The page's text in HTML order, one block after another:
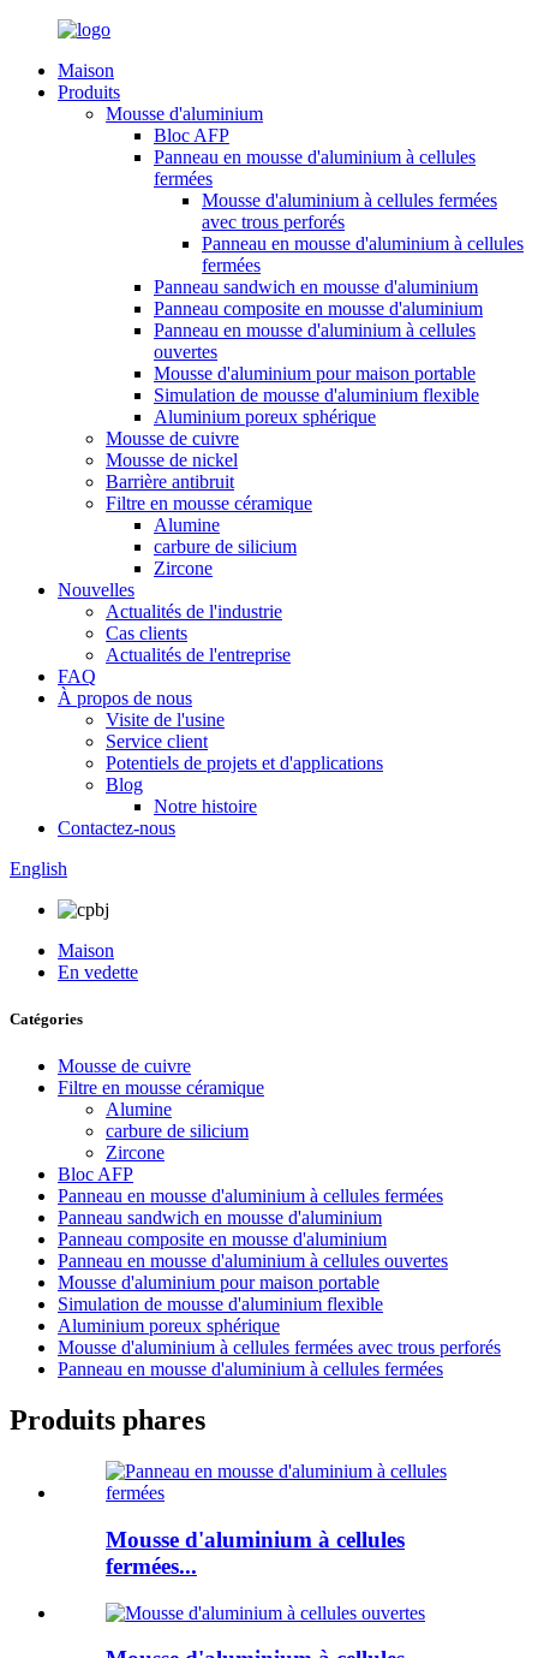
Maison
Produits
Mousse d'aluminium
Bloc AFP
Panneau en mousse d'aluminium à cellules
fermées
Mousse d'aluminium à cellules fermées
avec trous perforés
Panneau en mousse d'aluminium à cellules
fermées
Panneau sandwich en mousse d'aluminium
Panneau composite en mousse d'aluminium
Panneau en mousse d'aluminium à cellules
ouvertes
Mousse d'aluminium pour maison portable
Simulation de mousse d'aluminium flexible
Aluminium poreux sphérique
Mousse de cuivre
Mousse de nickel
Barrière antibruit
Filtre en mousse céramique
Alumine
carbure de silicium
Zircone
Nouvelles
Actualités de l'industrie
Cas clients
Actualités de l'entreprise
FAQ
À propos de nous
Visite de l'usine
Service client
Potentiels de projets et d'applications
Blog
Notre histoire
Contactez-nous
English
Maison
En vedette
Catégories
Mousse de cuivre
Filtre en mousse céramique
Alumine
carbure de silicium
Zircone
Bloc AFP
Panneau en mousse d'aluminium à cellules fermées
Panneau sandwich en mousse d'aluminium
Panneau composite en mousse d'aluminium
Panneau en mousse d'aluminium à cellules ouvertes
Mousse d'aluminium pour maison portable
Simulation de mousse d'aluminium flexible
Aluminium poreux sphérique
Mousse d'aluminium à cellules fermées avec trous perforés
Panneau en mousse d'aluminium à cellules fermées
Produits phares
Mousse d'aluminium à cellules
fermées...